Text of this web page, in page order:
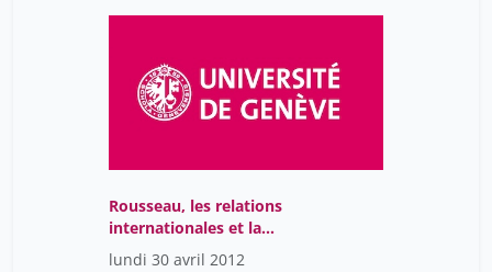
Rousseau, les relations
internationales et la
guerre
lundi 30 avril 2012